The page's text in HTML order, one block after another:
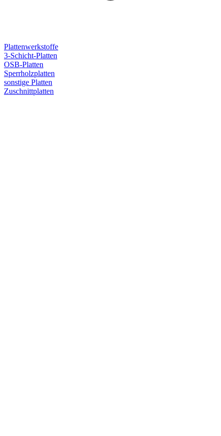
Plattenwerkstoffe
3-Schicht-Platten
OSB-Platten
Sperrholzplatten
sonstige Platten
Zuschnittplatten